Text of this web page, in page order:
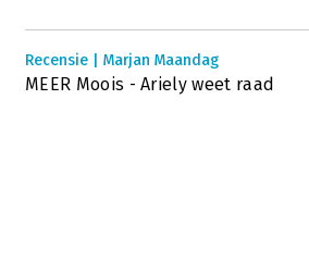
Recensie | Marjan Maandag
MEER Moois - Ariely weet raad